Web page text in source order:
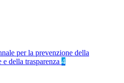
per la prevenzione della
e della trasparenza 4